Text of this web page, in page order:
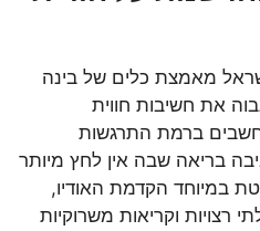
מאמצת כלים של בינה
את חשיבות חווית
ברמת התרגשות
בריאה שבה אין לחץ מיותר
במיוחד הקדמת האודיו,
וקריאות משרוקיות